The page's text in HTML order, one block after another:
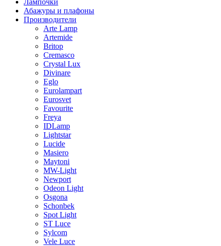
Лампочки
Абажуры и плафоны
Производители
Arte Lamp
Artemide
Britop
Cremasco
Crystal Lux
Divinare
Eglo
Eurolampart
Eurosvet
Favourite
Freya
IDLamp
Lightstar
Lucide
Masiero
Maytoni
MW-Light
Newport
Odeon Light
Osgona
Schonbek
Spot Light
ST Luce
Sylcom
Vele Luce